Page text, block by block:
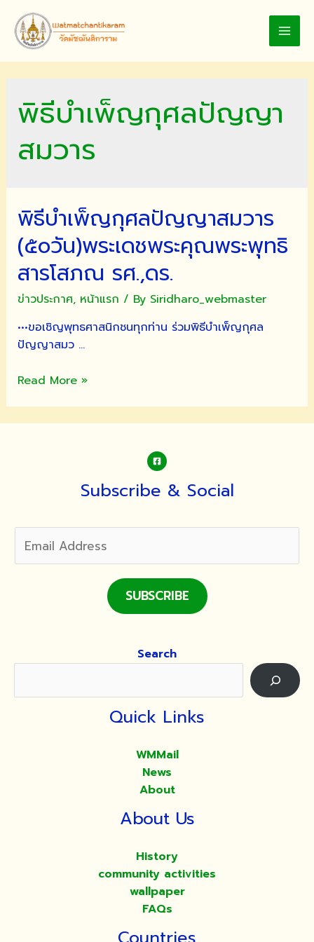
content
พิธีบำเพ็ญกุศลปัญญา
สมวาร
พิธีบำเพ็ญกุศลปัญญาสมวาร
(๕๐วัน)พระเดชพระคุณพระพุทธิ
สารโสภณ รศ.,ดร.
ข่าวประกาศ, หน้าแรก / By Siridharo_webmaster
•••ขอเชิญพุทธศาสนิกชนทุกท่าน ร่วมพิธีบำเพ็ญกุศล
ปัญญาสมว …
พิธี
พระ
พุทธิ
Read More »
Subscribe & Social
SUBSCRIBE
Search
Quick Links
WMMail
News
About
About Us
History
community activities
wallpaper
FAQs